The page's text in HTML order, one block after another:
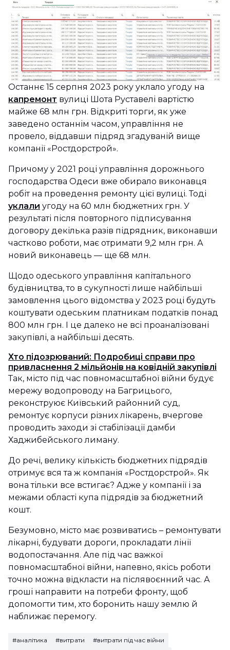
Останнє 15 серпня 2023 року уклало угоду на
капремонт вулиці Шота Руставелі вартістю
майже 68 млн грн. Відкриті торги, як уже
заведено останнім часом, управління не
провело, віддавши підряд згадуваній вище
компанії «Ростдорстрой».
Причому у 2021 році управління дорожнього
господарства Одеси вже обирало виконавця
робіт на проведення ремонту цієї вулиці. Тоді
уклали угоду на 60 млн бюджетних грн. У
результаті після повторного підписування
договору декілька разів підрядник, виконавши
частково роботи, має отримати 9,2 млн грн. А
новий виконавець — ще 68 млн.
Щодо одеського управління капітального
будівництва, то в сукупності лише найбільші
замовлення цього відомства у 2023 році будуть
коштувати одеським платникам податків понад
800 млн грн. І це далеко не всі проаналізовані
закупівлі, а найбільші десять.
Хто підозрюваний: Подробиці справи про
привласнення 2 мільйонів на ковідній закупівлі
Так, місто під час повномасштабної війни будує
мережу водопроводу на Багрицього,
реконструює Київський районний суд,
ремонтує корпуси різних лікарень, вчергове
проводить заходи зі стабілізації дамби
Хаджибейського лиману.
До речі, велику кількість бюджетних підрядів
отримує вся та ж компанія «Ростдорстрой». Як
вона тільки все встигає? Адже у компанії і за
межами області купа підрядів за бюджетний
кошт.
Безумовно, місто має розвиватись – ремонтувати
лікарні, будувати дороги, прокладати лінії
водопостачання. Але під час важкої
повномасштабної війни, напевно, якісь роботи
точно можна відкласти на післявоєнний час. А
гроші направити на потреби фронту, щоб
допомогти тим, хто боронить нашу землю й
наближає перемогу.
#аналітика #витрати
#витрати під час війни